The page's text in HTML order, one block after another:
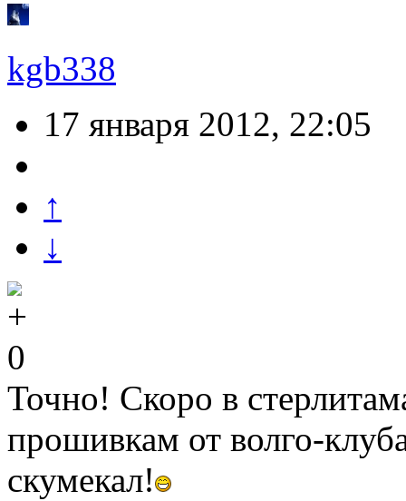
kgb338
17 января 2012, 22:05
↑
↓
0
Точно! Скоро в
прошивкам от волго-
скумекал!